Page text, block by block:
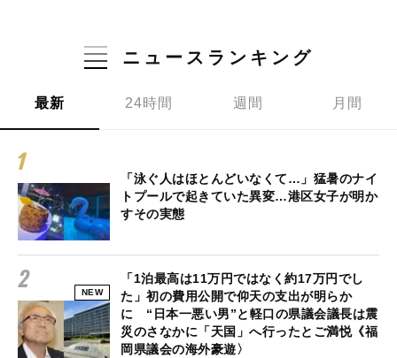
ニュースランキング
最新 24時間 週間 月間
「泳ぐ人はほとんどいなくて…」猛暑のナイ
トプールで起きていた異変…港区女子が明か
すその実態
NEW
「1泊最高は11万円ではなく約17万円でし
た」初の費用公開で仰天の支出が明らか
に “日本一悪い男”と軽口の県議会議長は震
災のさなかに「天国」へ行ったとご満悦《福
岡県議会の海外豪遊〉